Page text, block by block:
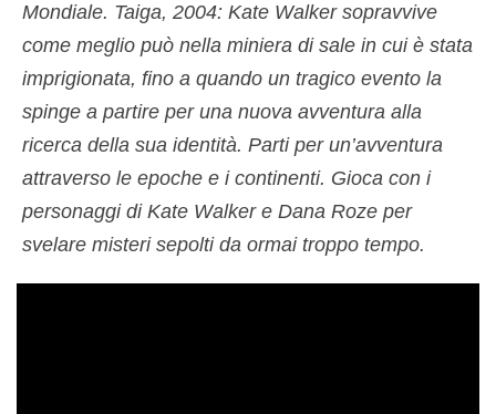
Mondiale. Taiga, 2004: Kate Walker sopravvive
come meglio può nella miniera di sale in cui è stata
imprigionata, fino a quando un tragico evento la
spinge a partire per una nuova avventura alla
ricerca della sua identità. Parti per un’avventura
attraverso le epoche e i continenti. Gioca con i
personaggi di Kate Walker e Dana Roze per
svelare misteri sepolti da ormai troppo tempo.